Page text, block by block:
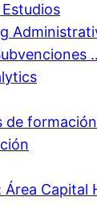
de formación
Área Capital